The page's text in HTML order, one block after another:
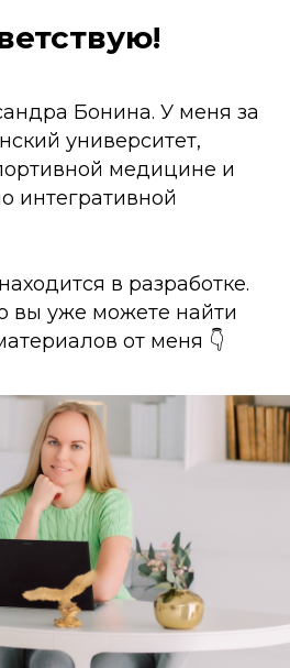
Бонина. У меня за
университет,
медицине и
интегративной
в разработке.
вы уже можете найти
от меня 👇